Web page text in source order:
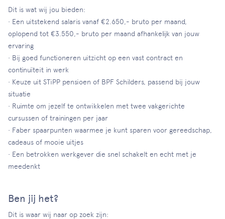
Dit is wat wij jou bieden:
• Een uitstekend salaris vanaf €2.650,- bruto per maand,
oplopend tot €3.550,- bruto per maand afhankelijk van jouw
ervaring
• Bij goed functioneren uitzicht op een vast contract en
continuïteit in werk
• Keuze uit STiPP pensioen of BPF Schilders, passend bij jouw
situatie
• Ruimte om jezelf te ontwikkelen met twee vakgerichte
cursussen of trainingen per jaar
• Faber spaarpunten waarmee je kunt sparen voor gereedschap,
cadeaus of mooie uitjes
• Een betrokken werkgever die snel schakelt en echt met je
meedenkt
Ben jij het?
Dit is waar wij naar op zoek zijn: